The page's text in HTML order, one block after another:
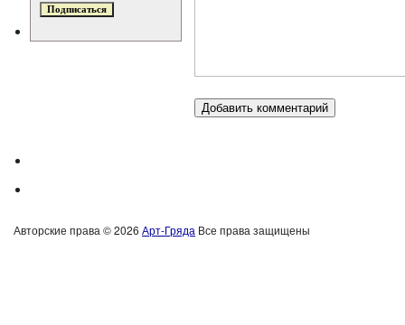
Авторские права © 2026 Арт-Гряда Все права защищены